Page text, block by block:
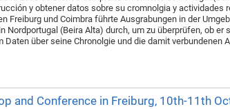
y obtener datos sobre su cromnolgia y actividades
Freiburg und Coimbra führte Ausgrabungen in der
Nordportugal (Beira Alta) durch, um zu überprüfen, ob er
Daten über seine Chronolgie und die damit verbundenen
and Conference in Freiburg, 10th-11th